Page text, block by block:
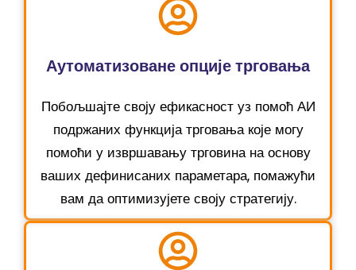
Аутоматизоване опције трговања
Побољшајте своју ефикасност уз помоћ АИ
подржаних функција трговања које могу
помоћи у извршавању трговина на основу
ваших дефинисаних параметара, помажући
вам да оптимизујете своју стратегију.